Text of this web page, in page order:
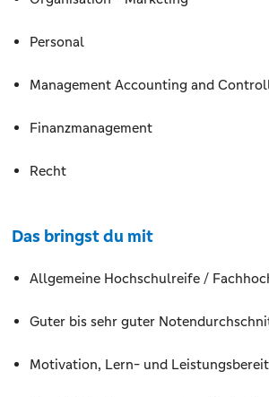
Personal
Management Accounting and
Finanzmanagement
Recht
Das bringst du mit
Allgemeine Hochschulreife /
Guter bis sehr guter
Motivation, Lern- und